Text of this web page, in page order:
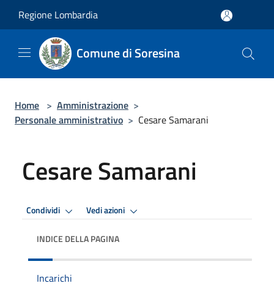
Regione Lombardia
Comune di Soresina
Home > Amministrazione >
Personale amministrativo > Cesare Samarani
Cesare Samarani
Condividi Vedi azioni
INDICE DELLA PAGINA
Incarichi